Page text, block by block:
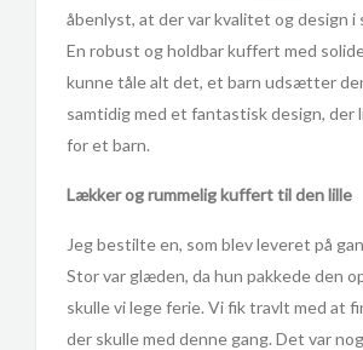
åbenlyst, at der var kvalitet og design i
En robust og holdbar kuffert med
kunne tåle alt det, et barn udsætter
samtidig med et fantastisk design, der
for et barn.
Lækker og rummelig kuffert til den lille
Jeg bestilte en, som blev leveret på
Stor var glæden, da hun pakkede den
skulle vi lege ferie. Vi fik travlt med at
der skulle med denne gang. Det var